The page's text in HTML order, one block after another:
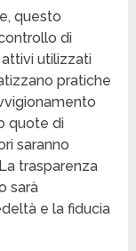
questo
di
utilizzati
pratiche
quote di
saranno
trasparenza
sarà
e la fiducia